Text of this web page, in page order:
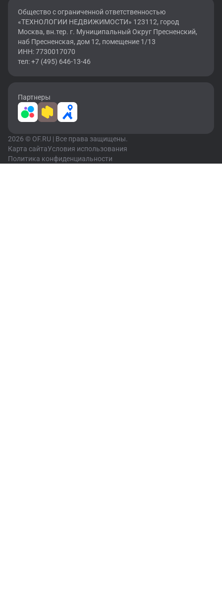
Общество с ограниченной ответственностью
«ТЕХНОЛОГИИ НЕДВИЖИМОСТИ» 123112, город
Москва, вн.тер. г. Муниципальный Округ Пресненский,
наб Пресненская, дом 12, помещение 1/13
ИНН: 7730017070
тел: +7 (495) 646-13-46
Партнеры
2026 © OF.RU | Все права защищены.
Карта сайтаУсловия использования
Политика конфиденциальности